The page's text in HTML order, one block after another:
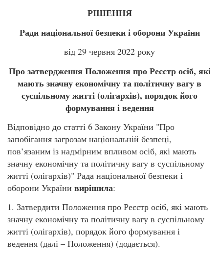
РІШЕННЯ
Ради національної безпеки і оборони України
від 29 червня 2022 року
Про затвердження Положення про Реєстр осіб, які
мають значну економічну та політичну вагу в
суспільному житті (олігархів), порядок його
формування і ведення
Відповідно до статті 6 Закону України "Про
запобігання загрозам національній безпеці,
пов’язаним із надмірним впливом осіб, які мають
значну економічну та політичну вагу в суспільному
житті (олігархів)" Рада національної безпеки і
оборони України вирішила:
1. Затвердити Положення про Реєстр осіб, які мають
значну економічну та політичну вагу в суспільному
житті (олігархів), порядок його формування і
ведення (далі – Положення) (додається).